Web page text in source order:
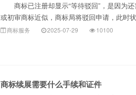
商标已注册却显示“等待驳回”，是因为还
或初审商标近似，商标局将驳回申请，此时状
商标服务 2025-07-29 10100
商标续展需要什么手续和证件